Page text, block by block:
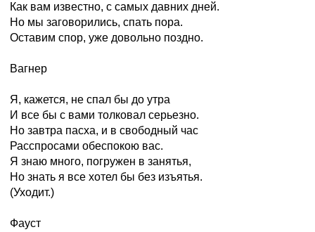
Как вам известно, с самых давних дней.
Но мы заговорились, спать пора.
Оставим спор, уже довольно поздно.
Вагнер
Я, кажется, не спал бы до утра
И все бы с вами толковал серьезно.
Но завтра пасха, и в свободный час
Расспросами обеспокою вас.
Я знаю много, погружен в занятья,
Но знать я все хотел бы без изъятья.
(Уходит.)
Фауст